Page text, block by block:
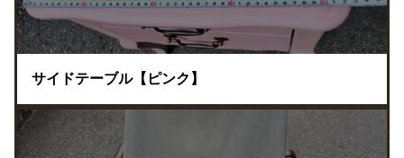
サイドテーブル【ピンク】